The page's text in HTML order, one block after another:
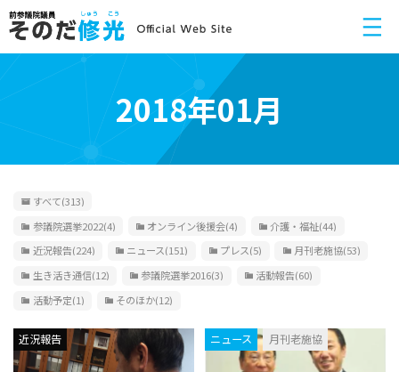
2018年01月
すべて(313)
参議院選挙2022(4) オンライン後援会(4) 介護・福祉(44)
近況報告(224) ニュース(151) プレス(5) 月刊老施協(53)
生き活き通信(12) 参議院選挙2016(3) 活動報告(60)
活動予定(1) そのほか(12)
近況報告 ニュース 月刊老施協